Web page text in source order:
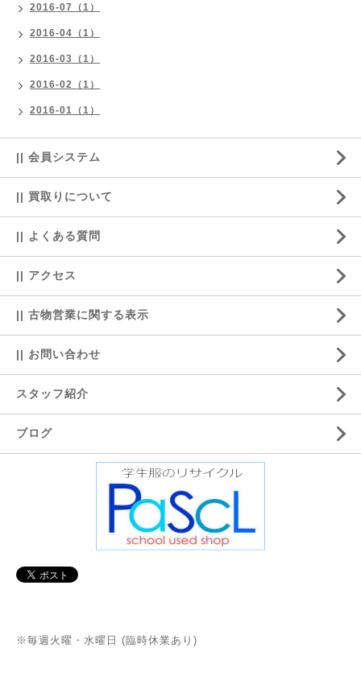
2016-07（1）
2016-04（1）
2016-03（1）
2016-02（1）
2016-01（1）
|| 会員システム
|| 買取りについて
|| よくある質問
|| アクセス
|| 古物営業に関する表示
|| お問い合わせ
スタッフ紹介
ブログ
※毎週火曜・水曜日 (臨時休業あり)